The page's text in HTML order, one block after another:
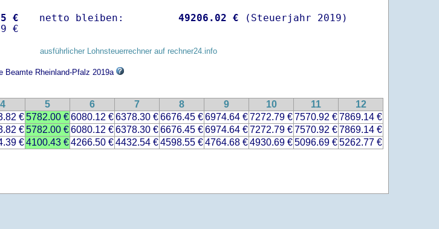
€
netto bleiben: 49206.02 € (Steuerjahr 2019)
ausführlicher Lohnsteuerrechner auf rechner24.info
Beamte Rheinland-Pfalz 2019a
4 5 6 7 8 9 10 11
12
€5782.00 €6080.12 €6378.30 €6676.45 €6974.64 €7272.79 €7570.92 €7869.14 €
€5782.00 €6080.12 €6378.30 €6676.45 €6974.64 €7272.79 €7570.92 €7869.14 €
€4100.43 €4266.50 €4432.54 €4598.55 €4764.68 €4930.69 €5096.69 €5262.77 €